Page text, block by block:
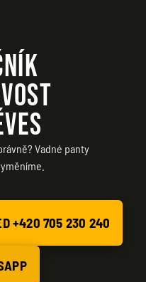
Vadné panty
+420 705 230 240